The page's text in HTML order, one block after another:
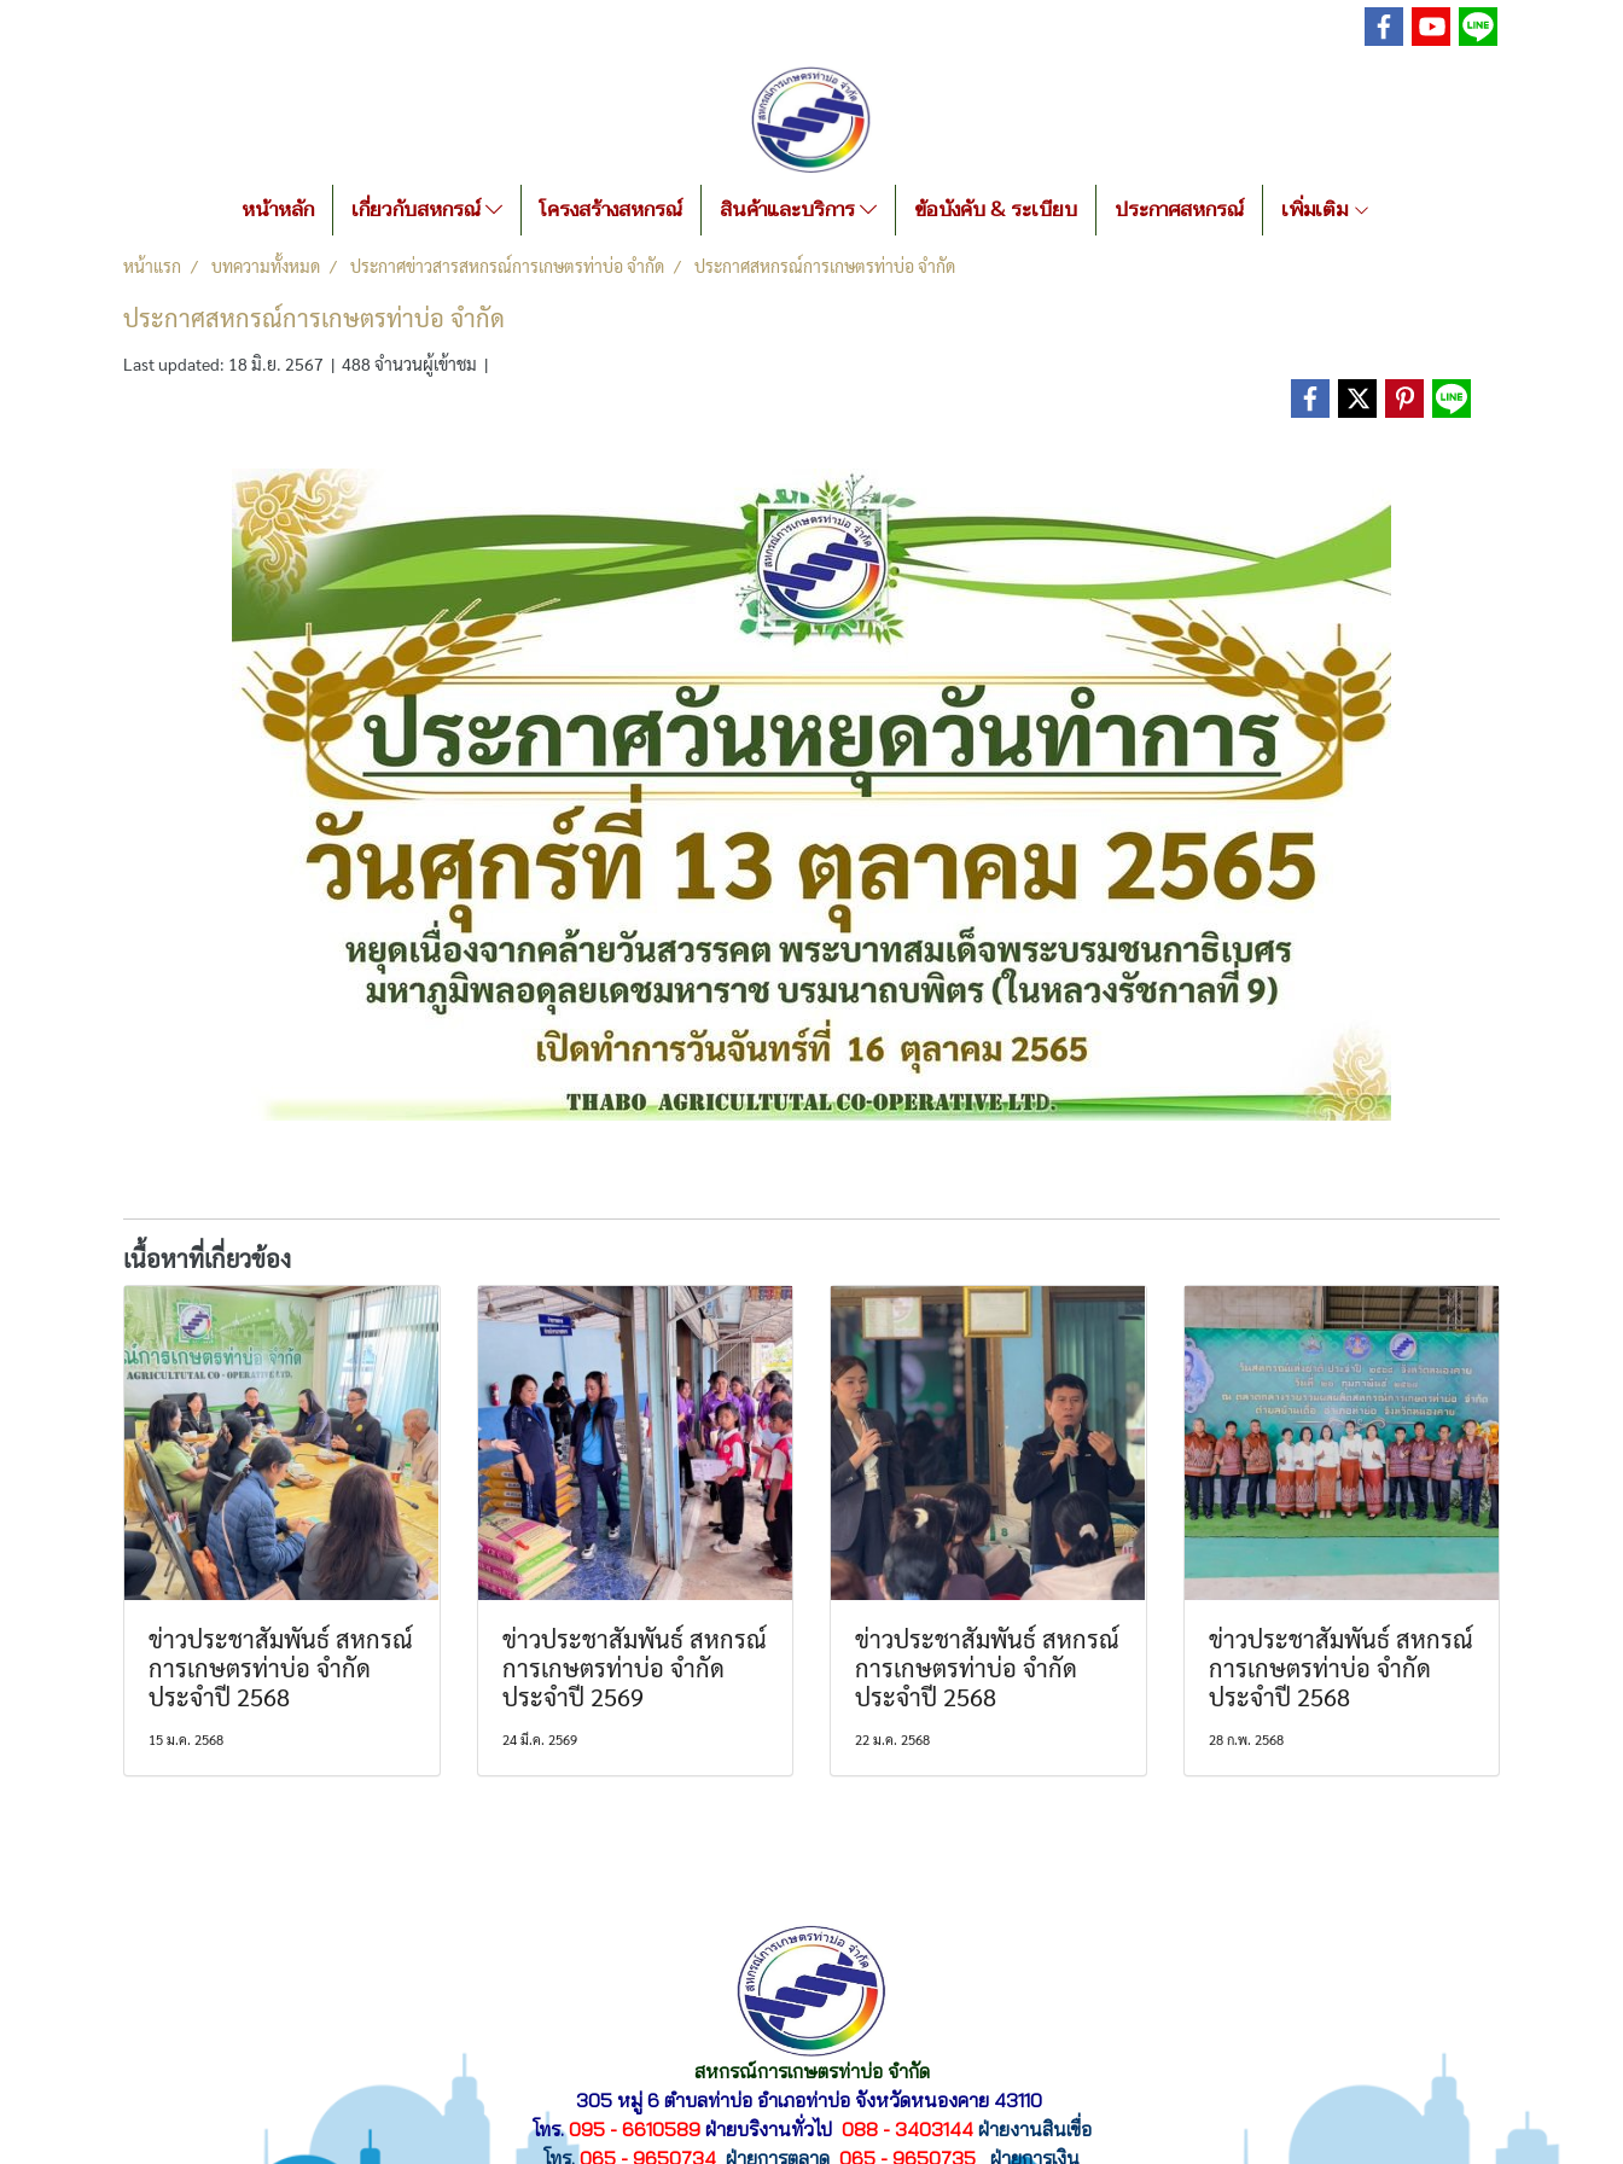
หน้าหลัก เกี่ยวกับสหกรณ์ โครงสร้างสหกรณ์ สินค้าและบริการ ข้อบังคับ & ระเบียบ ประกาศสหกรณ์ เพิ่มเติม
หน้าแรก บทความทั้งหมด ประกาศข่าวสารสหกรณ์การเกษตรท่าบ่อ จำกัด ประกาศสหกรณ์การเกษตรท่าบ่อ จำกัด
ประกาศสหกรณ์การเกษตรท่าบ่อ จำกัด
Last updated: 18 มิ.ย. 2567 | 488 จำนวนผู้เข้าชม |
เนื้อหาที่เกี่ยวข้อง
ข่าวประชาสัมพันธ์ สหกรณ์
การเกษตรท่าบ่อ จำกัด
ประจำปี 2568
15 ม.ค. 2568
ข่าวประชาสัมพันธ์ สหกรณ์
การเกษตรท่าบ่อ จำกัด
ประจำปี 2569
24 มี.ค. 2569
ข่าวประชาสัมพันธ์ สหกรณ์
การเกษตรท่าบ่อ จำกัด
ประจำปี 2568
22 ม.ค. 2568
ข่าวประชาสัมพันธ์ สหกรณ์
การเกษตรท่าบ่อ จำกัด
ประจำปี 2568
28 ก.พ. 2568
สหกรณ์การเกษตรท่าบ่อ จำกัด
305 หมู่ 6 ตำบลท่าบ่อ อำเภอท่าบ่อ จังหวัดหนองคาย 43110
โทร.095 - 6610589 ฝ่ายบริงานทั่วไป 088 - 3403144 ฝ่ายงานสินเขื่อ
โทร. 065 - 9650734 ฝ่ายการตลาด 065 - 9650735 ฝ่ายการเงิน